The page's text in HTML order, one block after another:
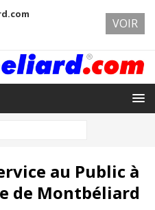
au Public à
de Montbéliard
VOIR